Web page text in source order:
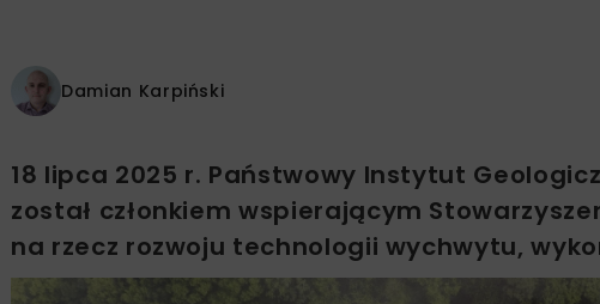
Damian Karpiński
18 lipca 2025 r. Państwowy Instytut
został członkiem wspierającym
na rzecz rozwoju technologii wychwytu,